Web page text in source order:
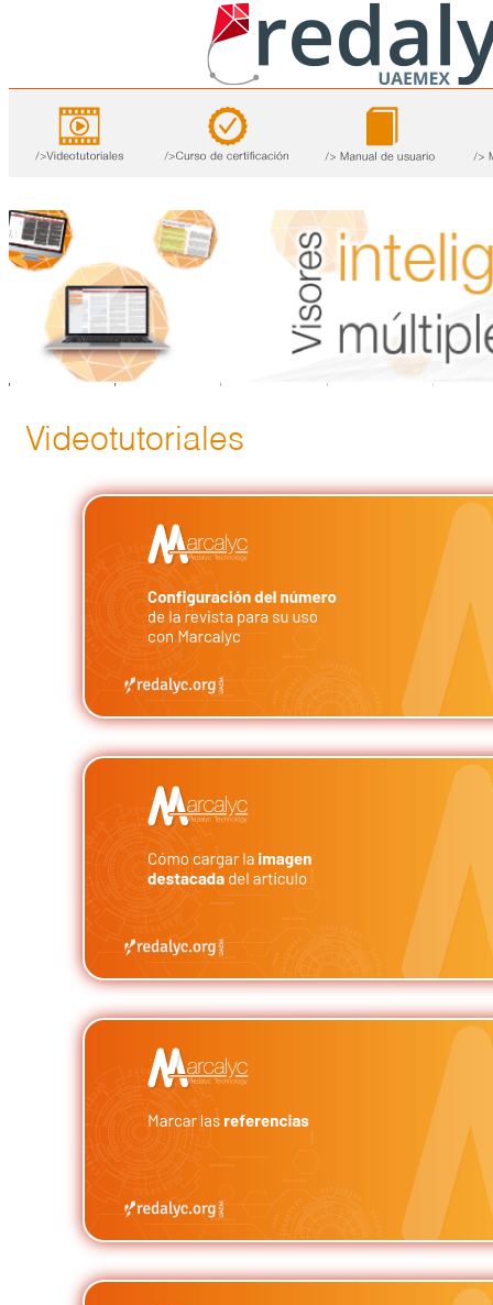
Videotutoriales